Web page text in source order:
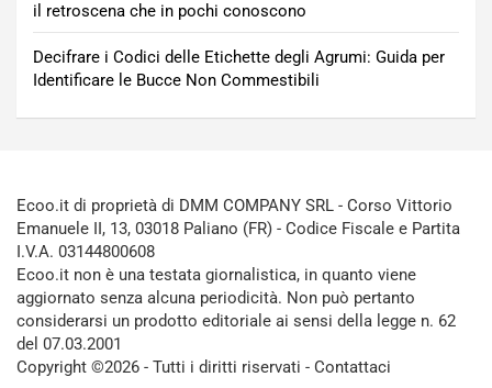
il retroscena che in pochi conoscono
Decifrare i Codici delle Etichette degli Agrumi: Guida per
Identificare le Bucce Non Commestibili
Ecoo.it di proprietà di DMM COMPANY SRL - Corso Vittorio
Emanuele II, 13, 03018 Paliano (FR) - Codice Fiscale e Partita
I.V.A. 03144800608
Ecoo.it non è una testata giornalistica, in quanto viene
aggiornato senza alcuna periodicità. Non può pertanto
considerarsi un prodotto editoriale ai sensi della legge n. 62
del 07.03.2001
Copyright ©2026 - Tutti i diritti riservati - Contattaci